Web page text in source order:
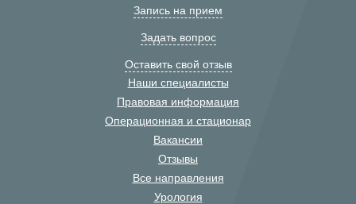
Запись на прием
Задать вопрос
Оставить свой отзыв
Наши специалисты
Правовая информация
Операционная и стационар
Вакансии
Отзывы
Все направления
Урология